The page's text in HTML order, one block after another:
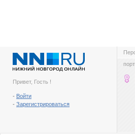
Привет, Гость !
- Войти
- Зарегистрироваться